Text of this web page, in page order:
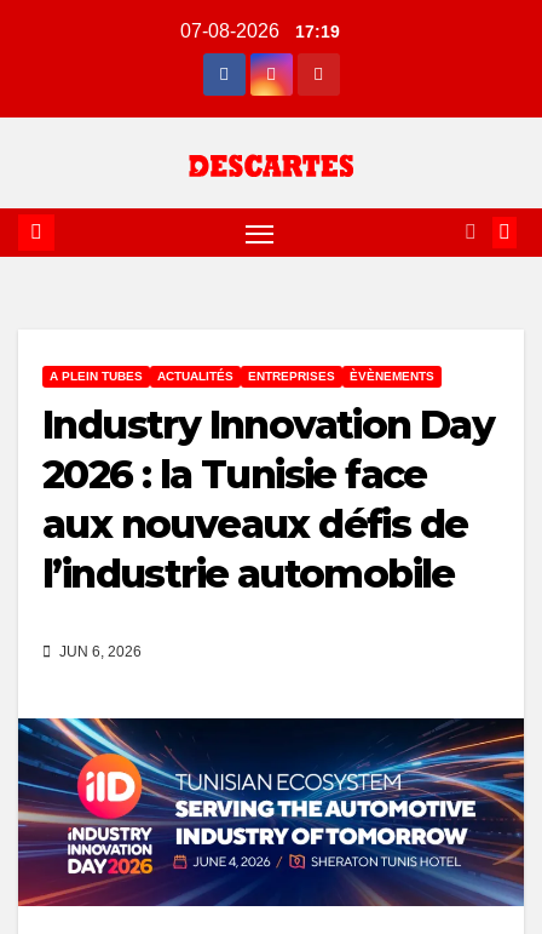
07-08-2026 17:19
A PLEIN TUBES ACTUALITÉS ENTREPRISES ÈVÈNEMENTS
Industry Innovation Day
2026 : la Tunisie face
aux nouveaux défis de
l’industrie automobile
JUN 6, 2026